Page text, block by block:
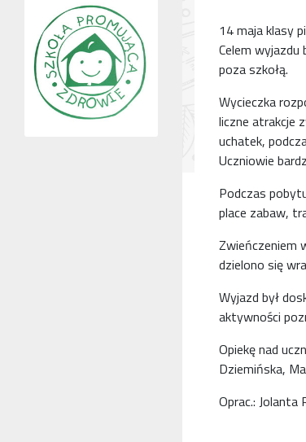
14 maja klasy
Celem
poza szkołą.
Wycieczka
liczne atrakcje
uchatek,
Uczniowie
Podczas
place zabaw,
Zwieńczeniem
dzielono się
Wyjazd był
aktywności
Opiekę nad
Dziemińska,
Oprac.: Jolanta